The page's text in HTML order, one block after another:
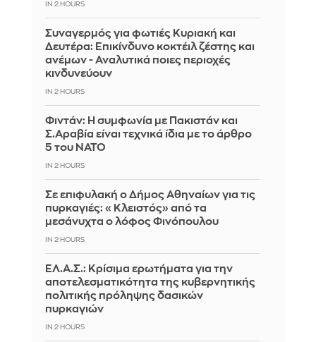
IN 2 HOURS
Συναγερμός για φωτιές Κυριακή και
Δευτέρα: Επικίνδυνο κοκτέιλ ζέστης και
ανέμων - Αναλυτικά ποιες περιοχές
κινδυνεύουν
IN 2 HOURS
Φιντάν: Η συμφωνία με Πακιστάν και
Σ.Αραβία είναι τεχνικά ίδια με το άρθρο
5 του ΝΑΤΟ
IN 2 HOURS
Σε επιφυλακή ο Δήμος Αθηναίων για τις
πυρκαγιές: «Κλειστός» από τα
μεσάνυχτα ο λόφος Φινόπουλου
IN 2 HOURS
ΕΛ.Α.Σ.: Κρίσιμα ερωτήματα για την
αποτελεσματικότητα της κυβερνητικής
πολιτικής πρόληψης δασικών
πυρκαγιών
IN 2 HOURS